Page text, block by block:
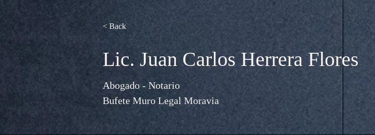
< Back
Lic. Juan Carlos Herrera Flores
Abogado - Notario
Bufete Muro Legal Moravia